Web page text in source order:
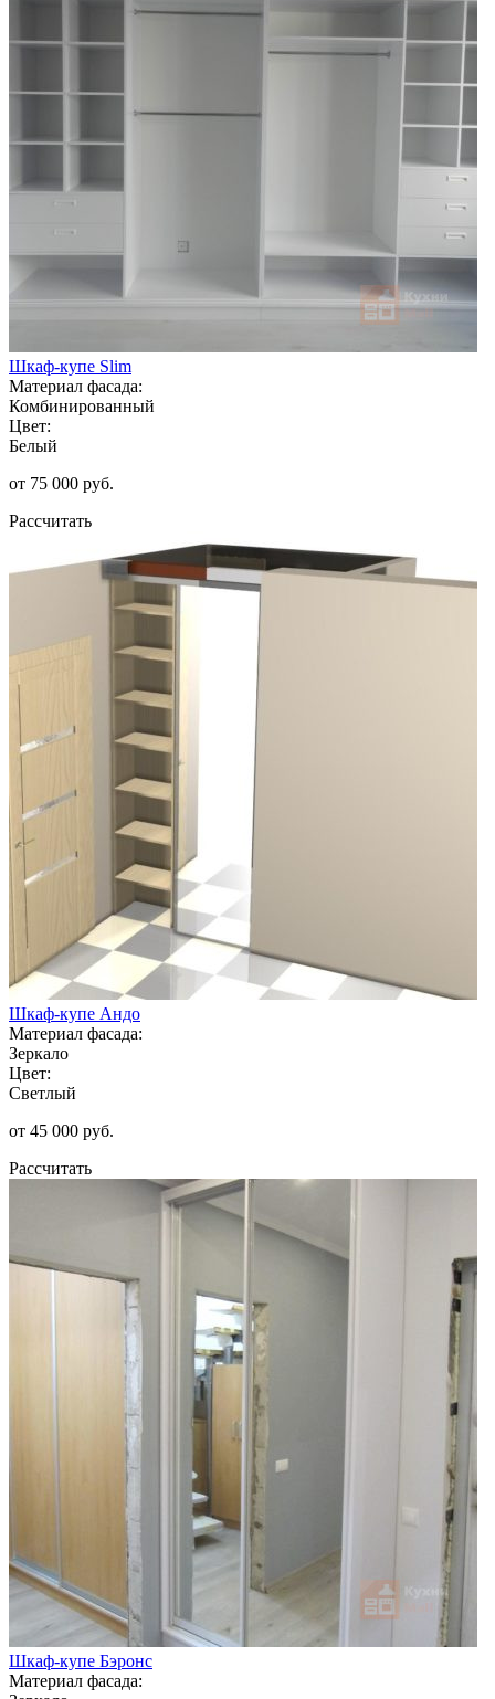
Шкаф-купе Slim
Материал фасада:
Комбинированный
Цвет:
Белый
от 75 000 руб.
Рассчитать
Шкаф-купе Андо
Материал фасада:
Зеркало
Цвет:
Светлый
от 45 000 руб.
Рассчитать
Шкаф-купе Бэронс
Материал фасада: